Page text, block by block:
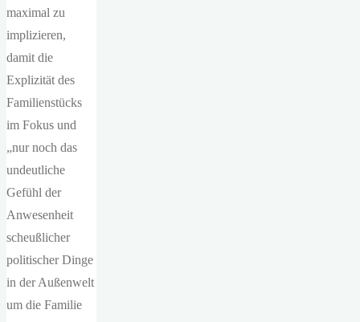
maximal zu
implizieren,
damit die
Explizität des
Familienstücks
im Fokus und
„nur noch das
undeutliche
Gefühl der
Anwesenheit
scheußlicher
politischer Dinge
in der Außenwelt
um die Familie